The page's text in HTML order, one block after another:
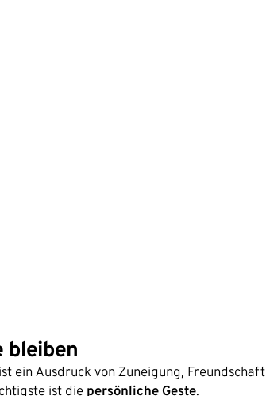
bleiben
ein Ausdruck von Zuneigung, Freundschaft
ist die persönliche Geste.